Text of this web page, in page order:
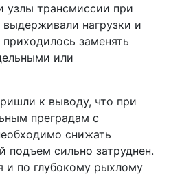
узлы трансмиссии при
выдерживали нагрузки и
заменять
или
к выводу, что при
преградам с
снижать
подъем сильно затруднен.
и по глубокому рыхлому